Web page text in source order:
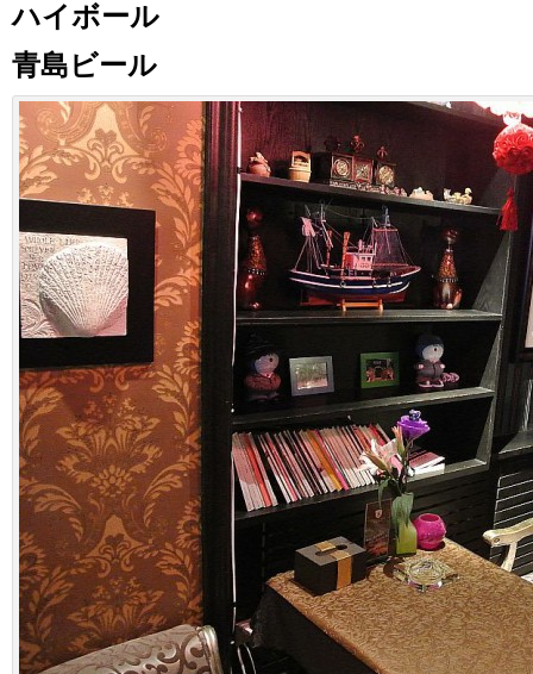
ハイボール
青島ビール